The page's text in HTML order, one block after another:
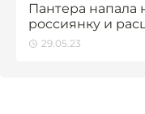
Пантера
россиянку и
29.05.23